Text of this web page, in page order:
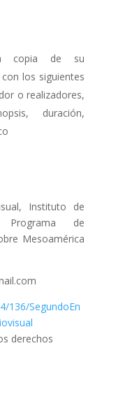
copia de su
los siguientes
o realizadores,
duración,
Instituto de
Programa de
Mesoamérica
136/SegundoEn
derechos